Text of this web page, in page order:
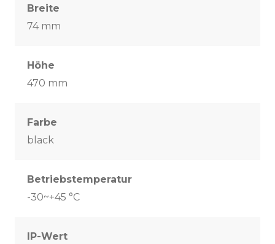
Breite
74 mm
Höhe
470 mm
Farbe
black
Betriebstemperatur
-30~+45 °C
IP-Wert